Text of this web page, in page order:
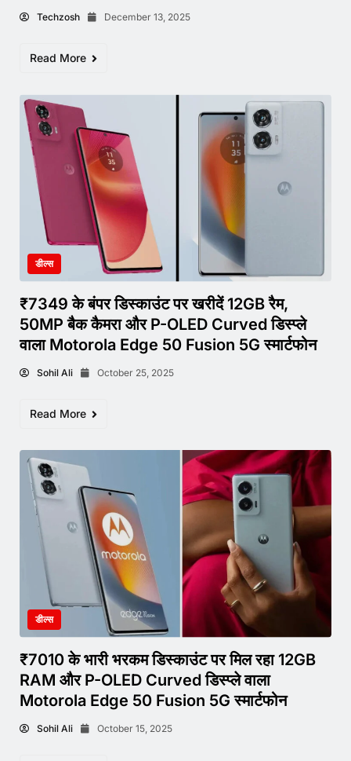
Techzosh December 13, 2025
Read More
डील्स
₹7349 के बंपर डिस्काउंट पर खरीदें 12GB रैम,
50MP बैक कैमरा और P-OLED Curved डिस्प्ले
वाला Motorola Edge 50 Fusion 5G स्मार्टफोन
Sohil Ali October 25, 2025
Read More
डील्स
₹7010 के भारी भरकम डिस्काउंट पर मिल रहा 12GB
RAM और P-OLED Curved डिस्प्ले वाला
Motorola Edge 50 Fusion 5G स्मार्टफोन
Sohil Ali October 15, 2025